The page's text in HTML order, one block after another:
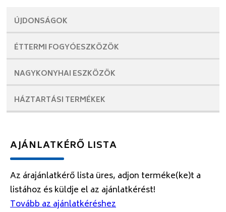
ÚJDONSÁGOK
ÉTTERMI FOGYÓESZKÖZÖK
NAGYKONYHAI ESZKÖZÖK
HÁZTARTÁSI TERMÉKEK
AJÁNLATKÉRŐ LISTA
Az árajánlatkérő lista üres, adjon terméke(ke)t a
listához és küldje el az ajánlatkérést!
Tovább az ajánlatkéréshez